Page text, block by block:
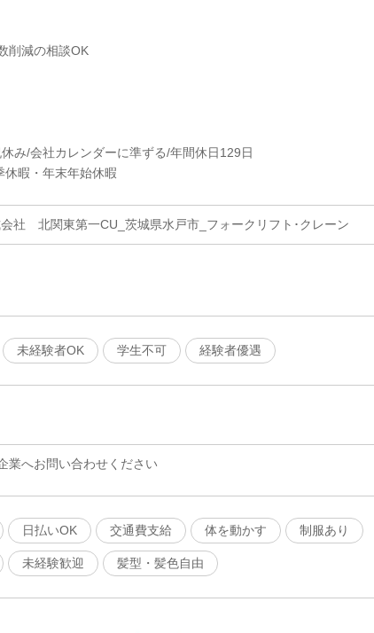
削減の相談OK
み/会社カレンダーに準ずる/年間休日129日
休暇・年末年始休暇
社 北関東第一CU_茨城県水戸市_フォークリフト･クレーン
未経験者OK 学生不可 経験者優遇
業へお問い合わせください
日払いOK 交通費支給 体を動かす 制服あり
未経験歓迎 髪型・髪色自由